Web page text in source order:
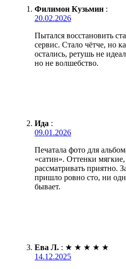
Филимон Кузьмин :
20.02.2026
Пытался восстановить
сервис. Стало чётче, но
остались, ретушь не
но не волшебство.
Ида :
09.01.2026
Печатала фото для
«сатин». Оттенки
рассматривать приятно.
пришло ровно сто, ни
бывает.
Ева Л. : ★ ★ ★ ★ ★
14.12.2025